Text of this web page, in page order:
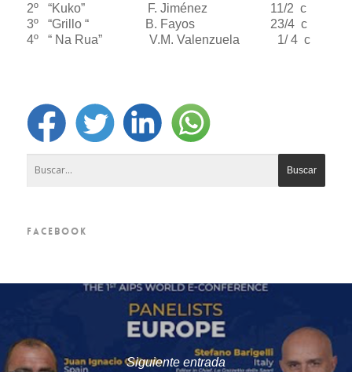
2º “Kuko” F. Jiménez 11/2 c
3º “Grillo “ B. Fayos 23/4 c
4º “ Na Rua” V.M. Valenzuela 1/ 4 c
FACEBOOK
Siguiente entrada